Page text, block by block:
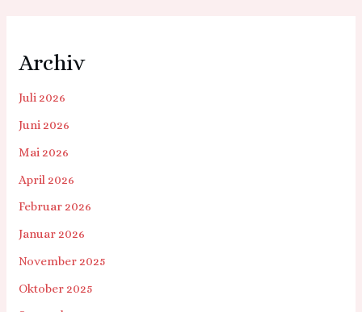
Archiv
Juli 2026
Juni 2026
Mai 2026
April 2026
Februar 2026
Januar 2026
November 2025
Oktober 2025